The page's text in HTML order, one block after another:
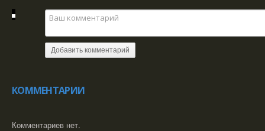
Добавить комментарий
КОММЕНТАРИИ
Комментариев нет.